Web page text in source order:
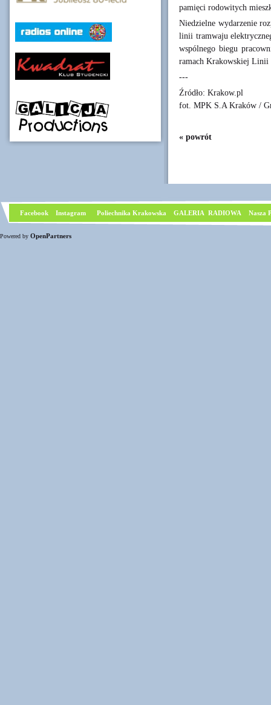
pamięci rodowitych
Niedzielne wydarzenie
linii tramwaju
wspólnego biegu
ramach Krakowskiej Linii
---
Źródło: Krakow.pl
fot. MPK S.A Kraków /
« powrót
Facebook Instagram Poliechnika Krakowska GALERIA RADIOWA Nasza
Powered by OpenPartners